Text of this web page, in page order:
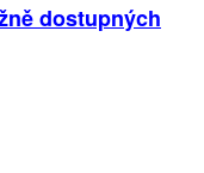
dostupných